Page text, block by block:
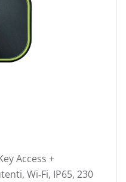
Access +
Wi‑Fi, IP65, 230